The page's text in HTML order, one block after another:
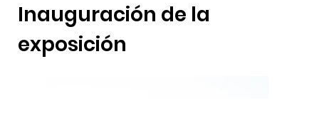
Inauguración de la
exposición